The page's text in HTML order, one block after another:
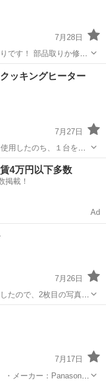
7月28日
です！ 部品取りか修理
のでジャンク扱いでお
いします！ 自宅迄取り
電
ッキングヒーター
7月27日
用したのち、１台をガ
管しておりました。 少
します◎ 説明書も
家電
4万円以下多数
掲載！
Ad
7月26日
たので、2枚目の写真の
入れはしてお渡しした
ご理解頂けたらました
7月17日